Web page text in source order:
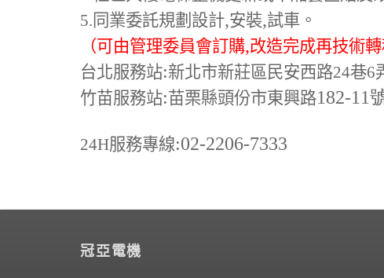
5. 同業委託規劃設計,安裝,試車。
（可由管理委員會訂購,改造完成再技術轉
台北服務站:新北市新莊區民安西路24巷6
竹苗服務站:苗栗縣頭份市東興路182-11
24H服務專線:02-2206-7333
冠亞電機